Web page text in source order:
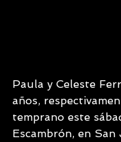
Paula y Celeste
años,
temprano este
Escambrón, en